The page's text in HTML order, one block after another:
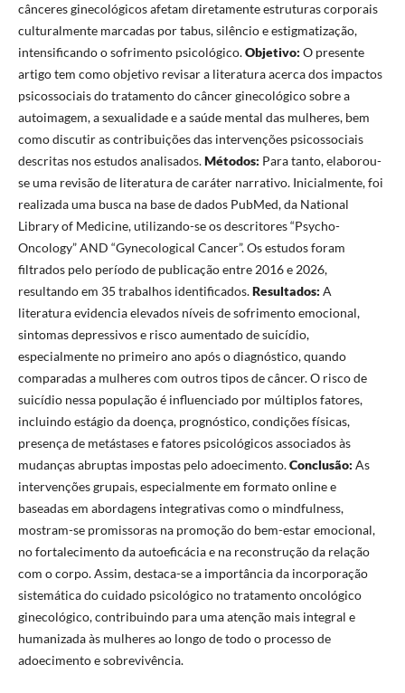
cânceres ginecológicos afetam diretamente estruturas corporais
culturalmente marcadas por tabus, silêncio e estigmatização,
intensificando o sofrimento psicológico.Objetivo: O presente
artigo tem como objetivo revisar a literatura acerca dos impactos
psicossociais do tratamento do câncer ginecológico sobre a
autoimagem, a sexualidade e a saúde mental das mulheres, bem
como discutir as contribuições das intervenções psicossociais
descritas nos estudos analisados.Métodos: Para tanto, elaborou-
se uma revisão de literatura de caráter narrativo. Inicialmente, foi
realizada uma busca na base de dados PubMed, da National
Library of Medicine, utilizando-se os descritores “Psycho-
Oncology” AND “Gynecological Cancer”. Os estudos foram
filtrados pelo período de publicação entre 2016 e 2026,
resultando em 35 trabalhos identificados.Resultados: A
literatura evidencia elevados níveis de sofrimento emocional,
sintomas depressivos e risco aumentado de suicídio,
especialmente no primeiro ano após o diagnóstico, quando
comparadas a mulheres com outros tipos de câncer. O risco de
suicídio nessa população é influenciado por múltiplos fatores,
incluindo estágio da doença, prognóstico, condições físicas,
presença de metástases e fatores psicológicos associados às
mudanças abruptas impostas pelo adoecimento.Conclusão: As
intervenções grupais, especialmente em formato online e
baseadas em abordagens integrativas como o mindfulness,
mostram-se promissoras na promoção do bem-estar emocional,
no fortalecimento da autoeficácia e na reconstrução da relação
com o corpo. Assim, destaca-se a importância da incorporação
sistemática do cuidado psicológico no tratamento oncológico
ginecológico, contribuindo para uma atenção mais integral e
humanizada às mulheres ao longo de todo o processo de
adoecimento e sobrevivência.